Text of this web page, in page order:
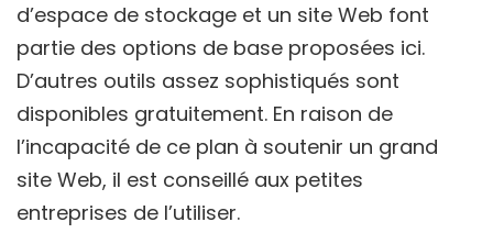
d’espace de stockage et un site Web font
partie des options de base proposées ici.
D’autres outils assez sophistiqués sont
disponibles gratuitement. En raison de
l’incapacité de ce plan à soutenir un grand
site Web, il est conseillé aux petites
entreprises de l’utiliser.